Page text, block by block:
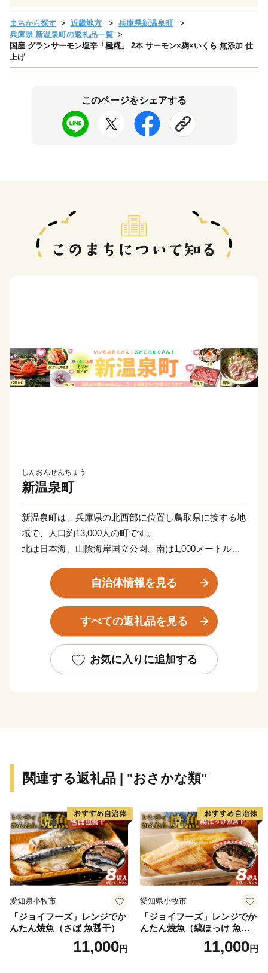
まちから探す 近畿地方
兵庫県新温泉町
兵庫県 新温泉町の返礼品一覧
国産 グランサーモン塩辛「極糀」 2本 サーモン×麹×いくら 無添加 仕
上げ
このページをシェアする
しんおんせんちょう
新温泉町
新温泉町は、兵庫県の北西部に位置し鳥取県に接する地
域で、人口約13,000人の町です。
北は日本海、山陰海岸国立公園、南は1,000メートル級
を含む豊かな自然環境を有しています。世界ジオパーク
に認定されている山陰海岸の景観の素晴らしさや豊かな
自然環境は、貴重な財産であり、これらを後世に継承し
ていくことは非常に大切なことと考えています。
た地域資源を活かした特色あるまちづくりを行っていま
を実施できるよう「新温泉町ふるさとづくり基金（ふる
新温泉町に対してふるさと意識や興味をお持ちの方々、
またこの趣旨に賛同していただける方々のご支援をお待
ちしています。
自治体情報を見る
すべての返礼品を見る
お気に入りに追加する
関連する返礼品 | "おさかな類"
愛知県小牧市
「ジョイフーズ」レンジでか
んたん焼魚（さば 魚醤干）
11,000円
愛知県小牧市
「ジョイフーズ」レンジでか
んたん焼魚（縞ほっけ 魚醤
11,000円